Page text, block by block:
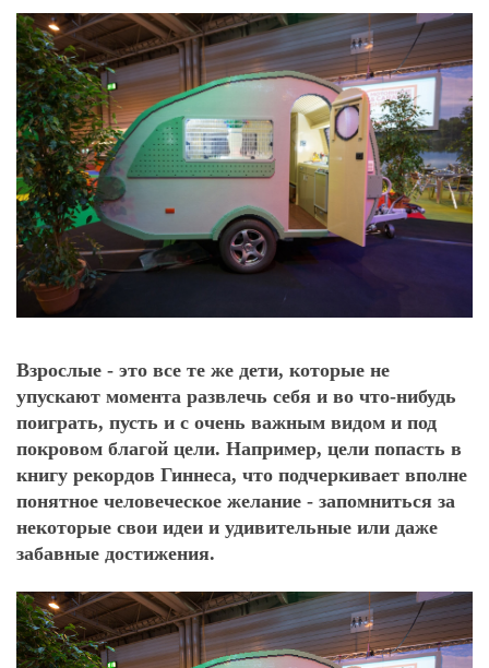
Взрослые - это все те же дети, которые не
упускают момента развлечь себя и во что-нибудь
поиграть, пусть и с очень важным видом и под
покровом благой цели. Например, цели попасть в
книгу рекордов Гиннеса, что подчеркивает вполне
понятное человеческое желание - запомниться за
некоторые свои идеи и удивительные или даже
забавные достижения.